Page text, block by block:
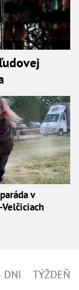
v
DNI TÝŽDEŇ